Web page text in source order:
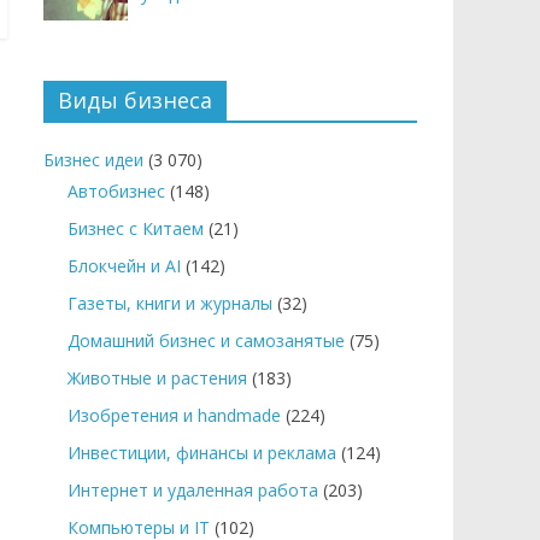
Виды бизнеса
Бизнес идеи (3 070)
Автобизнес (148)
Бизнес с Китаем (21)
Блокчейн и AI (142)
Газеты, книги и журналы (32)
Домашний бизнес и самозанятые (75)
Животные и растения (183)
Изобретения и handmade (224)
Инвестиции, финансы и реклама (124)
Интернет и удаленная работа (203)
Компьютеры и IT (102)